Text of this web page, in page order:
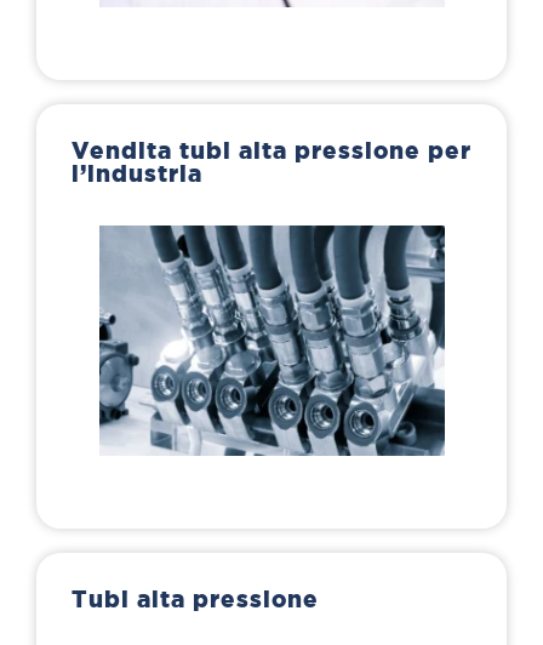
Vendita tubi alta pressione per
l’industria
Tubi alta pressione